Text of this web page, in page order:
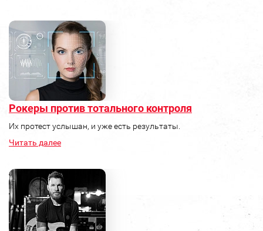
Рокеры против тотального контроля
Их протест услышан, и уже есть результаты.
Читать далее